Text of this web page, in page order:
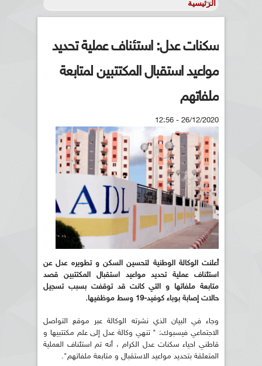
سكنات عدل: استئناف عملية تحديد
مواعيد استقبال المكتتبين لمتابعة
ملفاتهم
26/12/2020 - 12:56
أعلنت الوكالة الوطنية لتحسين السكن و تطويره عدل عن
استئناف عملية تحديد مواعيد استقبال المكتتبين قصد
متابعة ملفاتها و التي كانت قد توقفت بسبب تسجيل
حالات إصابة بوباء كوفيد-19 وسط موظفيها.
وجاء في البيان الذي نشرته الوكالة عبر موقع التواصل
الاجتماعي فيسبوك: " تنهي وكالة عدل إلى علم مكتتبيها و
قاطني احياء سكنات عدل الكرام ، أنه تم استئناف العملية
المتعلقة بتحديد مواعيد الاستقبال و متابعة ملفاتهم".